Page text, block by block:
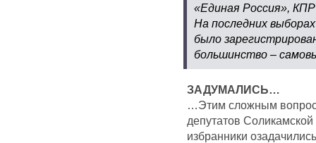
«Единая Россия»,
На последних
было
большинство –
ЗАДУМАЛИСЬ…
…Этим сложным
депутатов
избранники